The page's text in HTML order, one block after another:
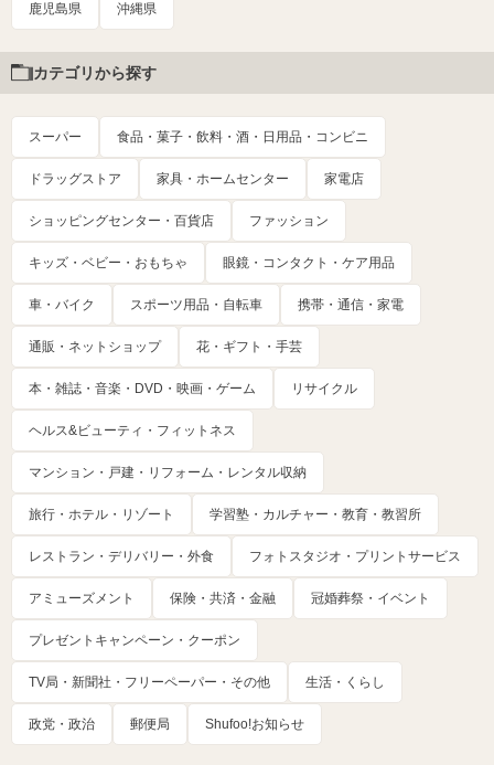
鹿児島県 沖縄県
カテゴリから探す
スーパー 食品・菓子・飲料・酒・日用品・コンビニ
ドラッグストア 家具・ホームセンター 家電店
ショッピングセンター・百貨店 ファッション
キッズ・ベビー・おもちゃ 眼鏡・コンタクト・ケア用品
車・バイク スポーツ用品・自転車 携帯・通信・家電
通販・ネットショップ 花・ギフト・手芸
本・雑誌・音楽・DVD・映画・ゲーム リサイクル
ヘルス&ビューティ・フィットネス
マンション・戸建・リフォーム・レンタル収納
旅行・ホテル・リゾート 学習塾・カルチャー・教育・教習所
レストラン・デリバリー・外食 フォトスタジオ・プリントサービス
アミューズメント 保険・共済・金融 冠婚葬祭・イベント
プレゼントキャンペーン・クーポン
TV局・新聞社・フリーペーパー・その他 生活・くらし
政党・政治 郵便局 Shufoo!お知らせ